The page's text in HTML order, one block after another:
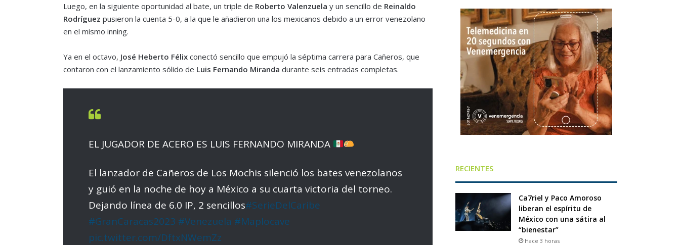
Luego, en la siguiente oportunidad al bate, un triple de Roberto Valenzuela y un sencillo de Reinaldo
Rodríguez pusieron la cuenta 5-0, a la que le añadieron una los mexicanos debido a un error venezolano
en el mismo inning.
Ya en el octavo, José Heberto Félixconectó sencillo que empujó la séptima carrera para Cañeros, que
contaron con el lanzamiento sólido de Luis Fernando Miranda durante seis entradas completas.
EL JUGADOR DE ACERO ES LUIS FERNANDO MIRANDA
El lanzador de Cañeros de Los Mochis silenció los bates venezolanos
y guió en la noche de hoy a México a su cuarta victoria del torneo.
Dejando línea de 6.0 IP, 2 sencillos#SerieDelCaribe
#GranCaracas2023 #Venezuela #Maplocave
pic.twitter.com/DftxNWemZz
RECIENTES
Ca7riel y Paco Amoroso
liberan el espíritu de
México con una sátira al
“bienestar”
Hace 3 horas